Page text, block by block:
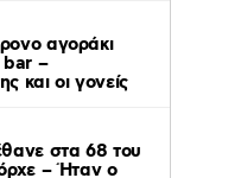
αγοράκι
bar –
και οι γονείς
στα 68 του
– Ήταν ο